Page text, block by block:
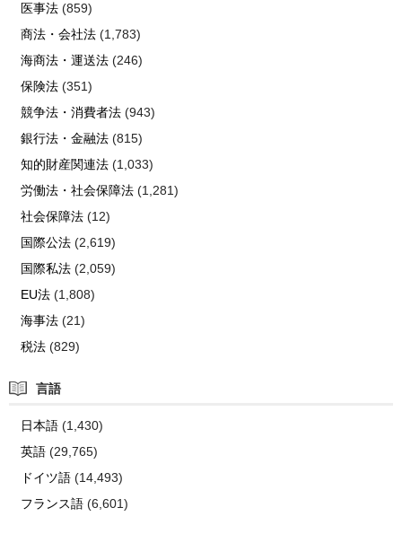
医事法(859)
商法・会社法(1,783)
海商法・運送法(246)
保険法(351)
競争法・消費者法(943)
銀行法・金融法(815)
知的財産関連法(1,033)
労働法・社会保障法(1,281)
社会保障法(12)
国際公法(2,619)
国際私法(2,059)
EU法(1,808)
海事法(21)
税法(829)
言語
日本語(1,430)
英語(29,765)
ドイツ語(14,493)
フランス語(6,601)